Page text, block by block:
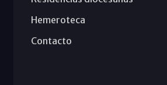
Hemeroteca
Contacto